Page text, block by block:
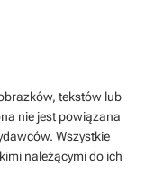
tekstów lub
nie jest powiązana
Wszystkie
należącymi do ich